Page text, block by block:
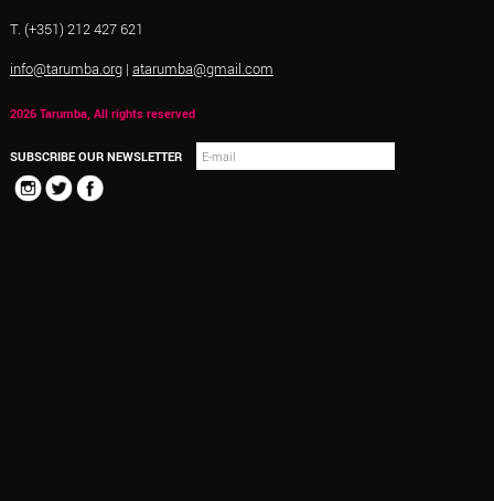
T. (+351) 212 427 621
info@tarumba.org| atarumba@gmail.com
2026 Tarumba, All rights reserved
SUBSCRIBE OUR NEWSLETTER